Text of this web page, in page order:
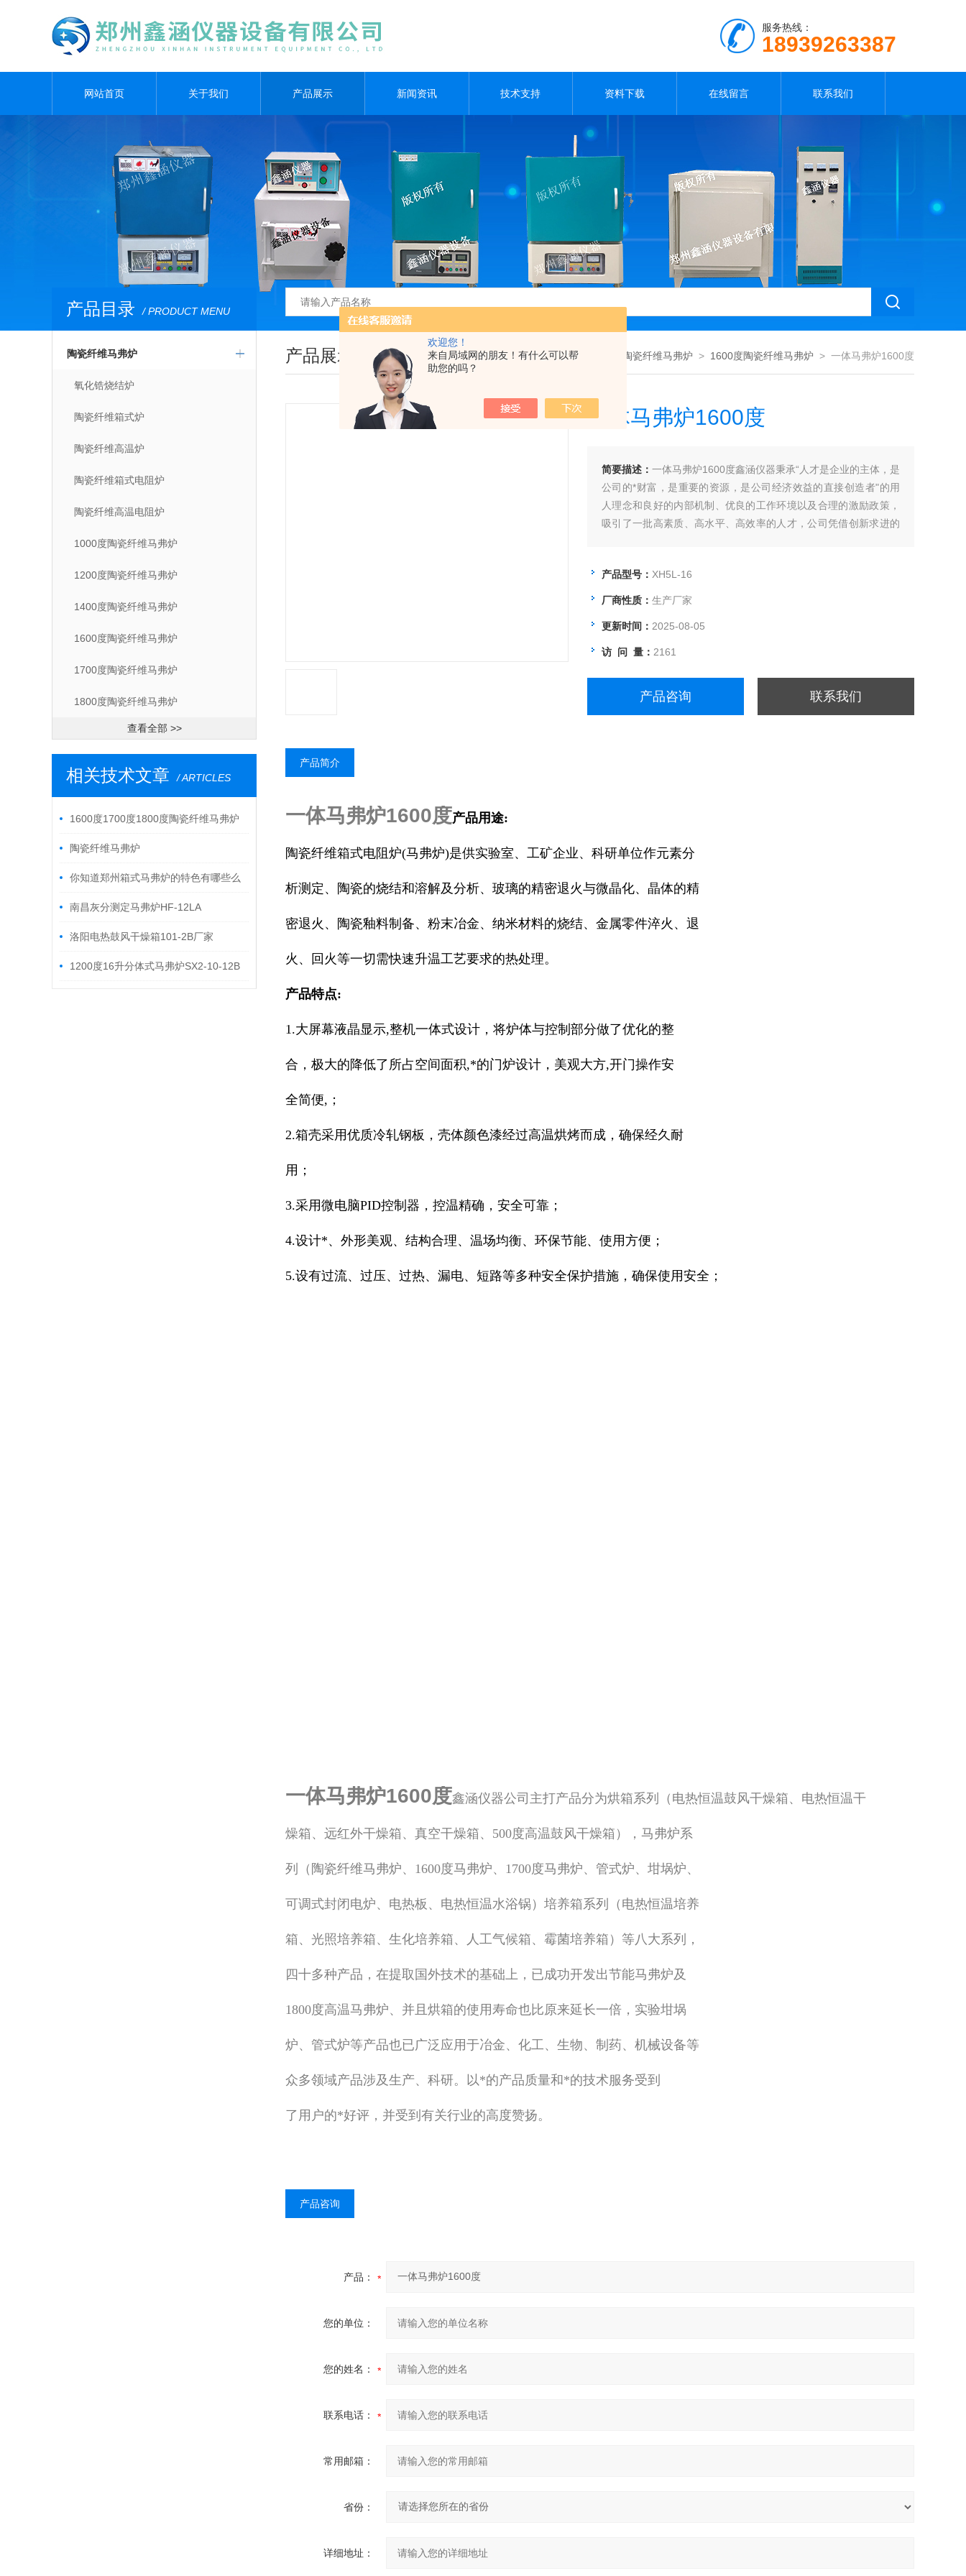
欢迎您！
来自局域网的朋友！有什么可以帮
助您的吗？
服务热线：
18939263387
网站首页 关于我们 产品展示 新闻资讯 技术支持 资料下载 在线留言 联系我们
产品目录 / PRODUCT MENU
陶瓷纤维马弗炉
氧化锆烧结炉
陶瓷纤维箱式炉
陶瓷纤维高温炉
陶瓷纤维箱式电阻炉
陶瓷纤维高温电阻炉
1000度陶瓷纤维马弗炉
1200度陶瓷纤维马弗炉
1400度陶瓷纤维马弗炉
1600度陶瓷纤维马弗炉
1700度陶瓷纤维马弗炉
1800度陶瓷纤维马弗炉
查看全部 >>
相关技术文章 / ARTICLES
1600度1700度1800度陶瓷纤维马弗炉
陶瓷纤维马弗炉
你知道郑州箱式马弗炉的特色有哪些么
南昌灰分测定马弗炉HF-12LA
洛阳电热鼓风干燥箱101-2B厂家
1200度16升分体式马弗炉SX2-10-12B
产品展示 您现在的位置：首页>产品展示 陶瓷纤维马弗炉 > 1600度陶瓷纤维马弗炉 > 一体马弗炉1600度
一体马弗炉1600度
简要描述： 一体马弗炉1600度鑫涵仪器秉承“人才是企业的主体，是
公司的*财富，是重要的资源，是公司经济效益的直接创造者"的用
人理念和良好的内部机制、优良的工作环境以及合理的激励政策，
吸引了一批高素质、高水平、高效率的人才，公司凭借创新求进的
产品型号： XH5L-16
厂商性质： 生产厂家
更新时间： 2025-08-05
访 问 量： 2161
产品咨询 联系我们
产品简介
一体马弗炉1600度产品用途:
陶瓷纤维箱式电阻炉(马弗炉)是供实验室、工矿企业、科研单位作元素分
析测定、陶瓷的烧结和溶解及分析、玻璃的精密退火与微晶化、晶体的精
密退火、陶瓷釉料制备、粉末冶金、纳米材料的烧结、金属零件淬火、退
火、回火等一切需快速升温工艺要求的热处理。
产品特点:
1.大屏幕液晶显示,整机一体式设计，将炉体与控制部分做了优化的整
合，极大的降低了所占空间面积,*的门炉设计，美观大方,开门操作安
全简便,；
2.箱壳采用优质冷轧钢板，壳体颜色漆经过高温烘烤而成，确保经久耐
用；
3.采用微电脑PID控制器，控温精确，安全可靠；
4.设计*、外形美观、结构合理、温场均衡、环保节能、使用方便；
5.设有过流、过压、过热、漏电、短路等多种安全保护措施，确保使用安全；
一体马弗炉1600度鑫涵仪器公司主打产品分为烘箱系列（电热恒温鼓风干燥箱、电热恒温干
燥箱、远红外干燥箱、真空干燥箱、500度高温鼓风干燥箱），马弗炉系
列（陶瓷纤维马弗炉、1600度马弗炉、1700度马弗炉、管式炉、坩埚炉、
可调式封闭电炉、电热板、电热恒温水浴锅）培养箱系列（电热恒温培养
箱、光照培养箱、生化培养箱、人工气候箱、霉菌培养箱）等八大系列，
四十多种产品，在提取国外技术的基础上，已成功开发出节能马弗炉及
1800度高温马弗炉、并且烘箱的使用寿命也比原来延长一倍，实验坩埚
炉、管式炉等产品也已广泛应用于冶金、化工、生物、制药、机械设备等
众多领域产品涉及生产、科研。以*的产品质量和*的技术服务受到
了用户的*好评，并受到有关行业的高度赞扬。
产品咨询
产品：
您的单位：
您的姓名：
联系电话：
常用邮箱：
省份：
详细地址：